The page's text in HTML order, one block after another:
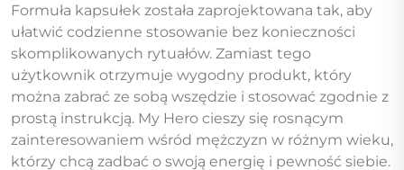
Formuła kapsułek została zaprojektowana tak, aby
ułatwić codzienne stosowanie bez konieczności
skomplikowanych rytuałów. Zamiast tego
użytkownik otrzymuje wygodny produkt, który
można zabrać ze sobą wszędzie i stosować zgodnie z
prostą instrukcją. My Hero cieszy się rosnącym
zainteresowaniem wśród mężczyzn w różnym wieku,
którzy chcą zadbać o swoją energię i pewność siebie.